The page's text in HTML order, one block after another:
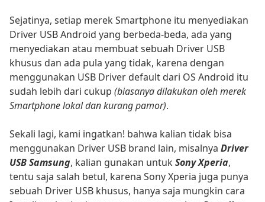
Sejatinya, setiap merek Smartphone itu menyediakan
Driver USB Android yang berbeda-beda, ada yang
menyediakan atau membuat sebuah Driver USB
khusus dan ada pula yang tidak, karena dengan
menggunakan USB Driver default dari OS Android itu
sudah lebih dari cukup (biasanya dilakukan oleh merek
Smartphone lokal dan kurang pamor).
Sekali lagi, kami ingatkan! bahwa kalian tidak bisa
menggunakan Driver USB brand lain, misalnya Driver
USB Samsung, kalian gunakan untukSony Xperia,
tentu saja salah betul, karena Sony Xperia juga punya
sebuah Driver USB khusus, hanya saja mungkin cara